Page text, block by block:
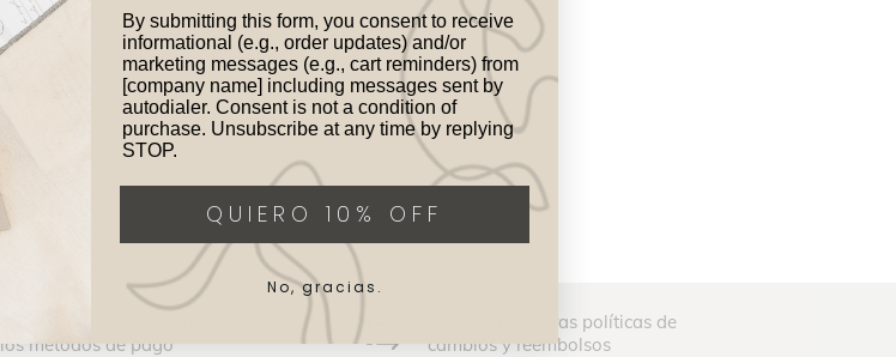
Aún no hay reseñas
los métodos de pago
Consulta nuestras políticas de
cambios y reembolsos
By submitting this form, you consent to receive
informational (e.g., order updates) and/or
marketing messages (e.g., cart reminders) from
[company name] including messages sent by
autodialer. Consent is not a condition of
purchase. Unsubscribe at any time by replying
STOP.
QUIERO 10% OFF
No, gracias.